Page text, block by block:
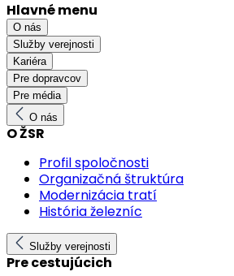
Hlavné menu
O nás
Služby verejnosti
Kariéra
Pre dopravcov
Pre média
O nás
O ŽSR
Profil spoločnosti
Organizačná štruktúra
Modernizácia tratí
História železníc
Služby verejnosti
Pre cestujúcich